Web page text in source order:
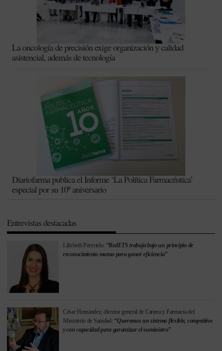
La oncología de precisión exige organización y calidad
asistencial, además de tecnología
Diariofarma publica el Informe ‘La Política Farmacéutica’
especial por su 10º aniversario
Entrevistas destacadas
Lilisbeth Perestelo: “RedETS trabaja bajo un principio de
reconocimiento mutuo para ganar eficiencia”
César Hernández, director general de Cartera y Farmacia del
Ministerio de Sanidad: “Queremos un sistema flexible, competitivo
y con capacidad para garantizar el suministro”